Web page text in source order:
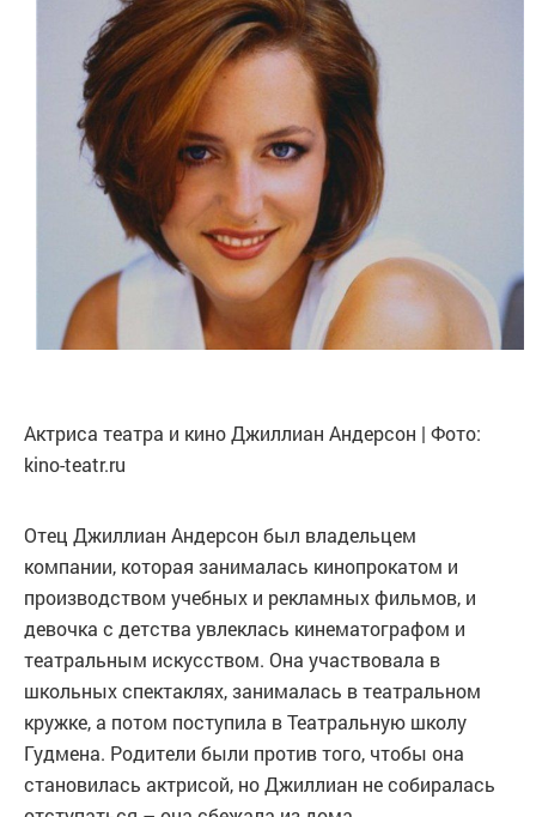
Актриса театра и кино Джиллиан Андерсон | Фото:
kino-teatr.ru
Отец Джиллиан Андерсон был владельцем
компании, которая занималась кинопрокатом и
производством учебных и рекламных фильмов, и
девочка с детства увлеклась кинематографом и
театральным искусством. Она участвовала в
школьных спектаклях, занималась в театральном
кружке, а потом поступила в Театральную школу
Гудмена. Родители были против того, чтобы она
становилась актрисой, но Джиллиан не собиралась